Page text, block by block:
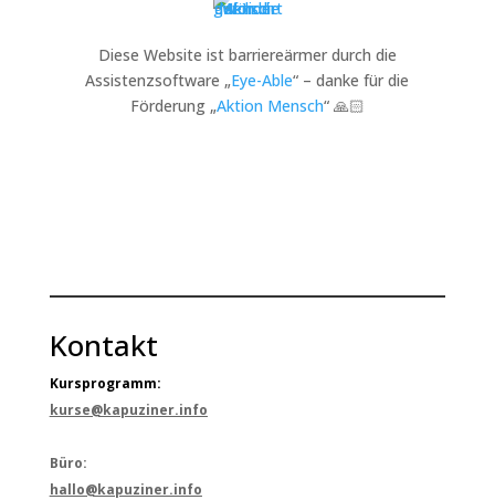
Diese Website ist barriereärmer durch die
Assistenzsoftware „Eye-Able“ – danke für die
Förderung „Aktion Mensch“ 🙏🏻
Kontakt
Kursprogramm:
kurse@kapuziner.info
Büro:
hallo@kapuziner.info